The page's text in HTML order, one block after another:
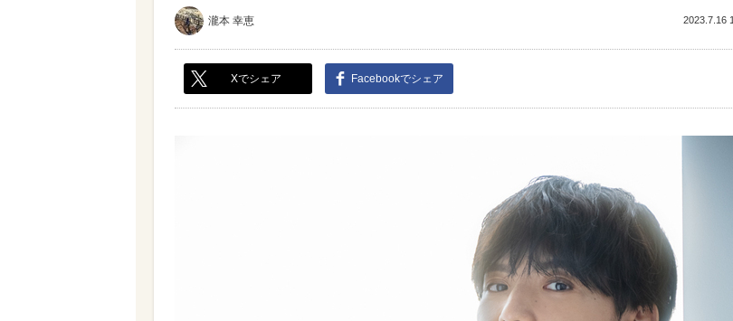
瀧本 幸恵 2023.7.16
Xでシェア Facebookでシェア